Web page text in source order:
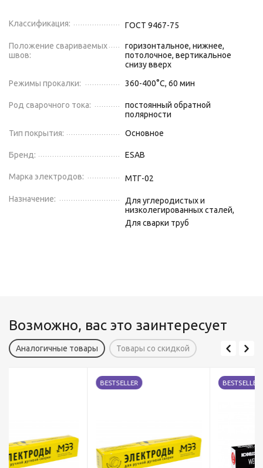
Классификация: ГОСТ 9467-75
Положение свариваемых
швов:
горизонтальное, нижнее,
потолочное, вертикальное
снизу вверх
Режимы прокалки:
360-400°С, 60 мин
Род сварочного тока:
постоянный обратной
полярности
Тип покрытия:
Основное
Бренд: ESAB
Марка электродов: МТГ-02
Назначение:
Для углеродистых и
низколегированных сталей,
Для сварки труб
Возможно, вас это заинтересует
Аналогичные товары Товары со скидкой